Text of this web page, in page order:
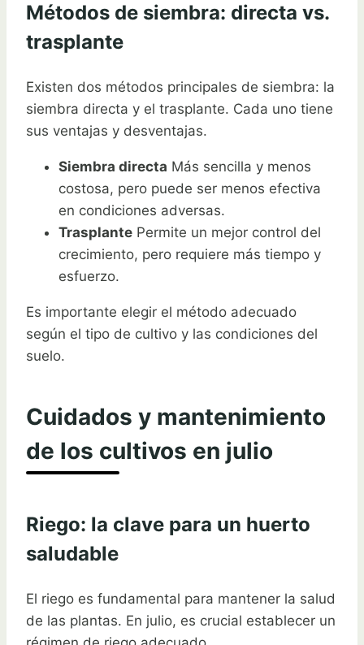
Métodos de siembra: directa vs.
trasplante
Existen dos métodos principales de siembra: la
siembra directa y el trasplante. Cada uno tiene
sus ventajas y desventajas.
Siembra directa Más sencilla y menos
costosa, pero puede ser menos efectiva
en condiciones adversas.
Trasplante Permite un mejor control del
crecimiento, pero requiere más tiempo y
esfuerzo.
Es importante elegir el método adecuado
según el tipo de cultivo y las condiciones del
suelo.
Cuidados y mantenimiento
de los cultivos en julio
Riego: la clave para un huerto
saludable
El riego es fundamental para mantener la salud
de las plantas. En julio, es crucial establecer un